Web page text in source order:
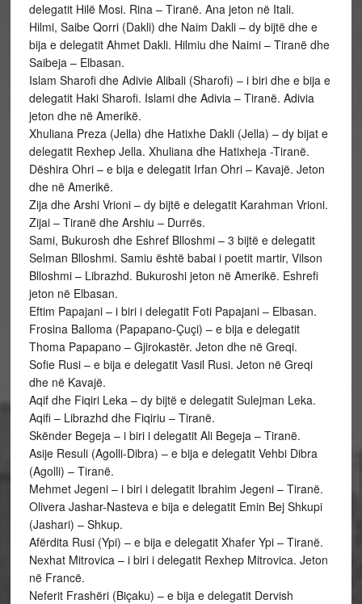
delegatit Hilë Mosi. Rina – Tiranë. Ana jeton në Itali.
Hilmi, Saibe Qorri (Dakli) dhe Naim Dakli – dy bijtë dhe e
bija e delegatit Ahmet Dakli. Hilmiu dhe Naimi – Tiranë dhe
Saibeja – Elbasan.
Islam Sharofi dhe Adivie Alibali (Sharofi) – i biri dhe e bija e
delegatit Haki Sharofi. Islami dhe Adivia – Tiranë. Adivia
jeton dhe në Amerikë.
Xhuliana Preza (Jella) dhe Hatixhe Dakli (Jella) – dy bijat e
delegatit Rexhep Jella. Xhuliana dhe Hatixheja -Tiranë.
Dëshira Ohri – e bija e delegatit Irfan Ohri – Kavajë. Jeton
dhe në Amerikë.
Zija dhe Arshi Vrioni – dy bijtë e delegatit Karahman Vrioni.
Zijai – Tiranë dhe Arshiu – Durrës.
Sami, Bukurosh dhe Eshref Blloshmi – 3 bijtë e delegatit
Selman Blloshmi. Samiu është babai i poetit martir, Vilson
Blloshmi – Librazhd. Bukuroshi jeton në Amerikë. Eshrefi
jeton në Elbasan.
Eftim Papajani – i biri i delegatit Foti Papajani – Elbasan.
Frosina Balloma (Papapano-Çuçi) – e bija e delegatit
Thoma Papapano – Gjirokastër. Jeton dhe në Greqi.
Sofie Rusi – e bija e delegatit Vasil Rusi. Jeton në Greqi
dhe në Kavajë.
Aqif dhe Fiqiri Leka – dy bijtë e delegatit Sulejman Leka.
Aqifi – Librazhd dhe Fiqiriu – Tiranë.
Skënder Begeja – i biri i delegatit Ali Begeja – Tiranë.
Asije Resuli (Agolli-Dibra) – e bija e delegatit Vehbi Dibra
(Agolli) – Tiranë.
Mehmet Jegeni – i biri i delegatit Ibrahim Jegeni – Tiranë.
Olivera Jashar-Nasteva e bija e delegatit Emin Bej Shkupi
(Jashari) – Shkup.
Afërdita Rusi (Ypi) – e bija e delegatit Xhafer Ypi – Tiranë.
Nexhat Mitrovica – i biri i delegatit Rexhep Mitrovica. Jeton
në Francë.
Neferit Frashëri (Biçaku) – e bija e delegatit Dervish